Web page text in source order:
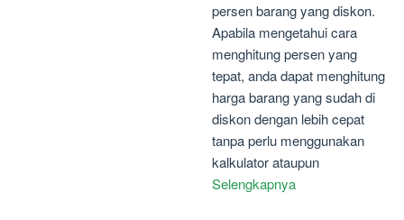
persen barang yang diskon.
Apabila mengetahui cara
menghitung persen yang
tepat, anda dapat menghitung
harga barang yang sudah di
diskon dengan lebih cepat
tanpa perlu menggunakan
kalkulator ataupun
Selengkapnya